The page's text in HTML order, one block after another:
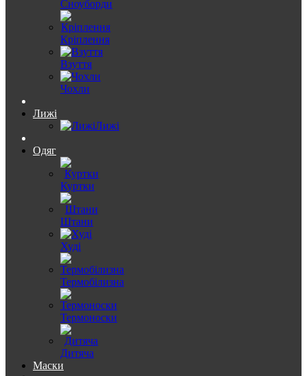
Сноуборди
Кріплення
Взуття
Чохли
Лижі
Лижі
Одяг
Куртки
Штани
Худі
Термобілизна
Термоноски
Дитяча
Маски